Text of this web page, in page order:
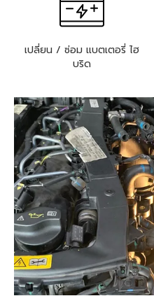
เปลี่ยน / ซ่อม แบตเตอรี่ ไฮ
บริด